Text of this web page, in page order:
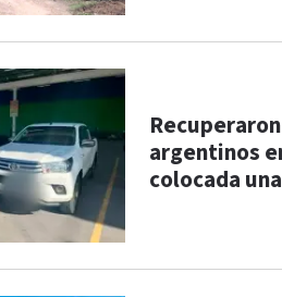
argentinos
colocada